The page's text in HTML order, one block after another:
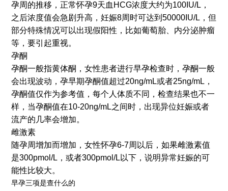
孕周的推移，正常怀孕9天血HCG浓度大约为100IU/L，
之后浓度值会急剧升高，妊娠8周时可达到50000IU/L，但
部分特殊情况可以出现假阳性，比如葡萄胎、内分泌肿瘤
等，要引起重视。
孕酮
孕酮一般指黄体酮，女性患者进行早孕检查时，孕酮一般
会出现波动，孕早期孕酮值超过20ng/mL或者25ng/mL，
孕酮值仅作为参考值，每个人体质不同，检查结果也不一
样，当孕酮值在10-20ng/mL之间时，出现异位妊娠或者
流产的几率会增加。
雌激素
随孕周增加而增加，女性怀孕6-7周以后，如果雌激素值
是300pmol/L，或者300pmol/L以下，说明异常妊娠的可
能性比较大。
早孕三项是查什么的